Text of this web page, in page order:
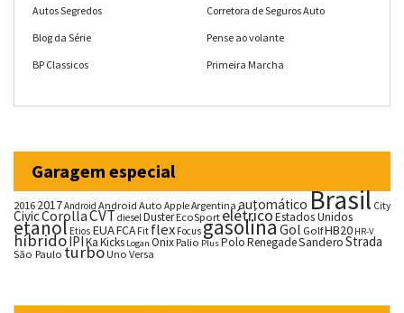
Autos Segredos
Blog da Série
BP Classicos
Corretora de Seguros Auto
Pense ao volante
Primeira Marcha
Garagem especial
20162017Android Android Auto AppleArgentina automáticoBrasil City
CivicCorollaCVTdieselDusterEcoSportelétricoEstados Unidos
etanol Etios EUAFCA Fit flex FocusgasolinaGol GolfHB20 HR-V
híbridoIPIKaKicks Logan OnixPalio PlusPoloRenegadeSanderoStrada
São Paulo turboUno Versa